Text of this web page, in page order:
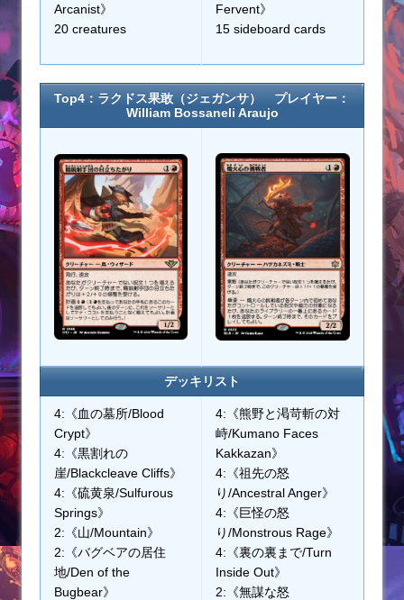
Arcanist》
20 creatures
Fervent》
15 sideboard cards
Top4：ラクドス果敢（ジェガンサ） プレイヤー：
William Bossaneli Araujo
デッキリスト
4:《血の墓所/Blood
Crypt》
4:《黒割れの
崖/Blackcleave Cliffs》
4:《硫黄泉/Sulfurous
Springs》
2:《山/Mountain》
2:《バグベアの居住
地/Den of the
Bugbear》
4:《熊野と渇苛斬の対
峙/Kumano Faces
Kakkazan》
4:《祖先の怒
り/Ancestral Anger》
4:《巨怪の怒
り/Monstrous Rage》
4:《裏の裏まで/Turn
Inside Out》
2:《無謀な怒